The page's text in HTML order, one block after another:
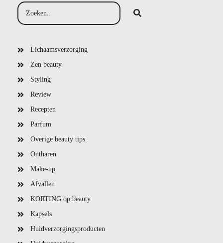
Lichaamsverzorging
Zen beauty
Styling
Review
Recepten
Parfum
Overige beauty tips
Ontharen
Make-up
Afvallen
KORTING op beauty
Kapsels
Huidverzorgingsproducten